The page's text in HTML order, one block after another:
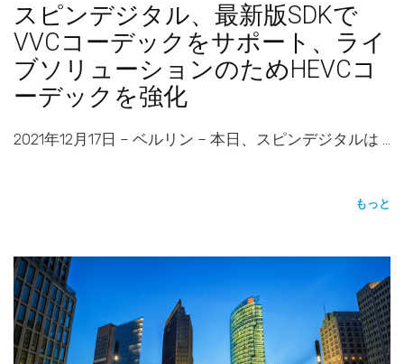
スピンデジタル、最新版SDKで
VVCコーデックをサポート、ライ
ブソリューションのためHEVCコ
ーデックを強化
2021年12月17日 – ベルリン – 本日、スピンデジタルは …
もっと